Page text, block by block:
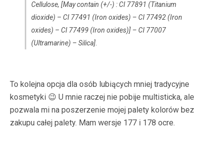
Cellulose, [May contain (+/-) : CI 77891 (Titanium
dioxide) – CI 77491 (Iron oxides) – CI 77492 (Iron
oxides) – CI 77499 (Iron oxides)] – CI 77007
(Ultramarine) – Silica].
To kolejna opcja dla osób lubiących mniej tradycyjne
kosmetyki 😉 U mnie raczej nie pobije multisticka, ale
pozwala mi na poszerzenie mojej palety kolorów bez
zakupu całej palety. Mam wersje 177 i 178 ocre.